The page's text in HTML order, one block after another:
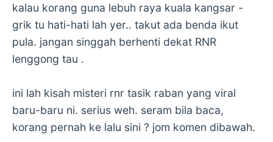
kalau korang guna lebuh raya kuala kangsar -
grik tu hati-hati lah yer.. takut ada benda ikut
pula. jangan singgah berhenti dekat RNR
lenggong tau .
ini lah kisah misteri rnr tasik raban yang viral
baru-baru ni. serius weh. seram bila baca,
korang pernah ke lalu sini ? jom komen dibawah.